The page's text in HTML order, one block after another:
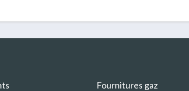
Fournitures gaz